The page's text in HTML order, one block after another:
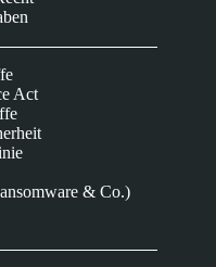
Act
& Co.)